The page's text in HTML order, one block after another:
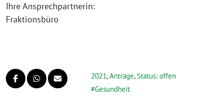
Ihre Ansprechpartnerin:
Fraktionsbüro
2021,Anträge,Status: offen
Gesundheit